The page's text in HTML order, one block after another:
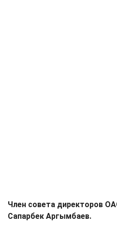
Член совета директоров
Сапарбек Аргымбаев.